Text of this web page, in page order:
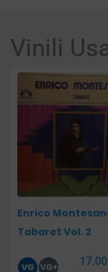
Vinili
Enrico
Tabaret Vol. 2
17,00